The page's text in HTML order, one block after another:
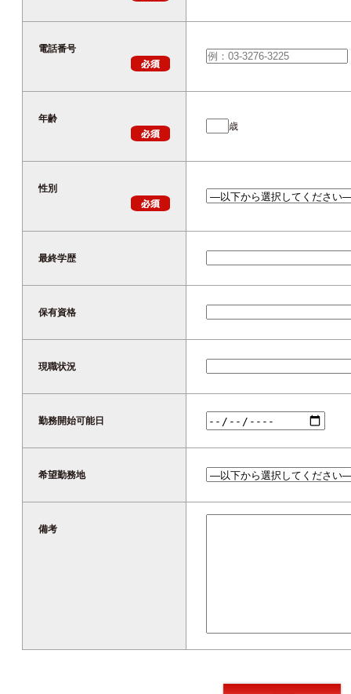
電話番号
年齢
歳
性別
最終学歴
保有資格
現職状況
勤務開始可能日
希望勤務地
備考